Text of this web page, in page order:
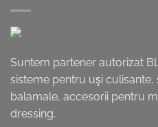
Suntem partener autorizat
sisteme pentru uşi
balamale, accesorii pentru
dressing.